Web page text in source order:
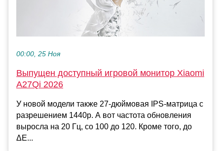
00:00, 25 Ноя
Выпущен доступный игровой монитор Xiaomi
A27Qi 2026
У новой модели также 27-дюймовая IPS-матрица с
разрешением 1440p. А вот частота обновления
выросла на 20 Гц, со 100 до 120. Кроме того, до
ΔE...